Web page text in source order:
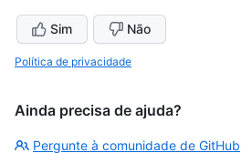
Sim Não
Política de privacidade
Ainda precisa de ajuda?
Pergunte à comunidade de GitHub